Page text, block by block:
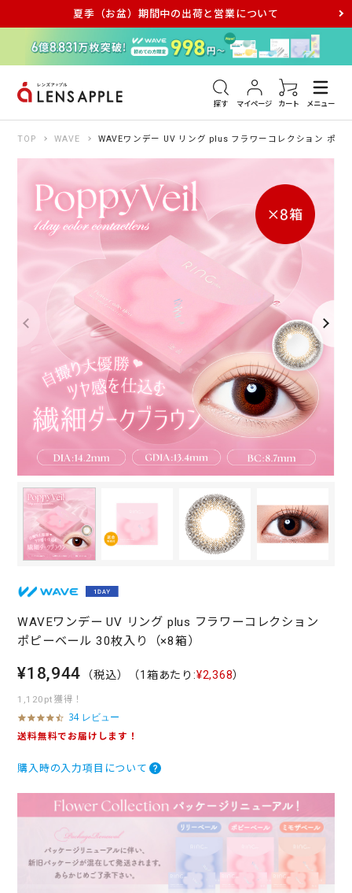
夏季（お盆）期間中の出荷と営業について
探す マイページ カート メニュー
アキュビュー メダリスト メガネ
TOP WAVE WAVEワンデー UV リング plus フラワーコレクション ポピ
WAVEワンデー UV リング plus フラワーコレクション
ポピーベール 30枚入り（×8箱）
¥18,944 （税込） （1箱あたり:¥2,368）
1,120pt獲得！
4
.
t
r
r
a
t
i
n
g
34 レビュー
送料無料でお届けします！
購入時の入力項目について